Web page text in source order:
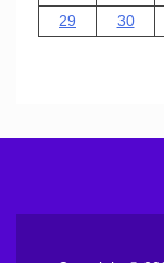
29
30